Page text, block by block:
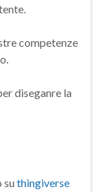
competenze
diseganre la
su thingiverse